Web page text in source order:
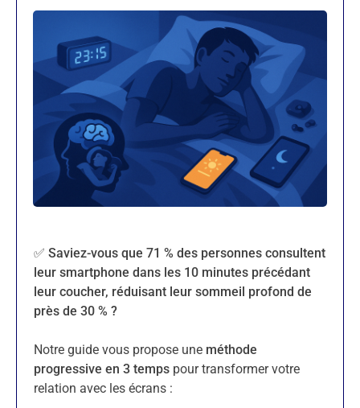
✅ Saviez-vous que 71 % des personnes consultent
leur smartphone dans les 10 minutes précédant
leur coucher, réduisant leur sommeil profond de
près de 30 % ?
Notre guide vous propose une méthode
progressive en 3 temps pour transformer votre
relation avec les écrans :